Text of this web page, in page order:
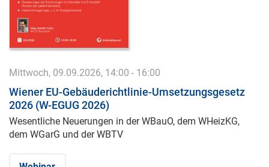
Mittwoch, 09.09.2026, 14:00 - 16:00
Wiener EU-Gebäuderichtlinie-Umsetzungsgesetz
2026 (W-EGUG 2026)
Wesentliche Neuerungen in der WBauO, dem WHeizKG,
dem WGarG und der WBTV